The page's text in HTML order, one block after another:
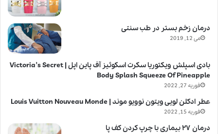
درمان زخم بستر در طب سنتی
می 12, 2019
بادی اسپلش ویکتوریا سکرت اسکوئیز آف پاین اپل | Victoria’s Secret
Body Splash Squeeze Of Pineapple
فوریه 27, 2022
عطر ادکلن لویی ویتون نوویو موند | Louis Vuitton Nouveau Monde
فوریه 15, 2022
درمان ۲۷ بیماری با چرپ کردن کف پا